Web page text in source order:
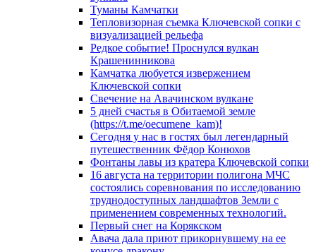
Туманы Камчатки
Тепловизорная съемка Ключевской сопки с
визуализацией рельефа
Редкое событие! Проснулся вулкан
Крашенинникова
Камчатка любуется извержением
Ключевской сопки
Свечение на Авачинском вулкане
5 дней счастья в Обитаемой земле
(https://t.me/oecumene_kam)!
Сегодня у нас в гостях был легендарный
путешественник Фёдор Конюхов
Фонтаны лавы из кратера Ключевской сопки
16 августа на территории полигона МЧС
состоялись соревнования по исследованию
труднодоступных ландшафтов Земли с
применением современных технологий.
Первый снег на Корякском
Авача дала приют прикорнувшему на ее